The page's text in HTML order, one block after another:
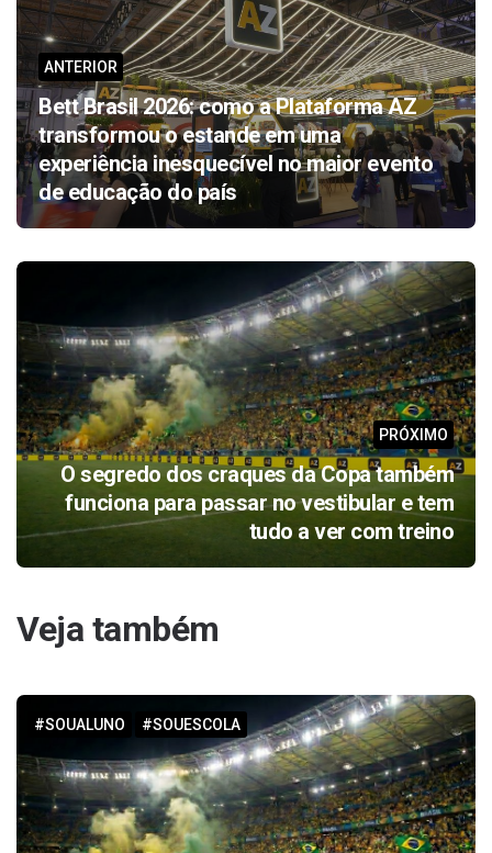
ANTERIOR
Bett Brasil 2026: como a Plataforma AZ
transformou o estande em uma
experiência inesquecível no maior evento
de educação do país
PRÓXIMO
O segredo dos craques da Copa também
funciona para passar no vestibular e tem
tudo a ver com treino
Veja também
#SOUALUNO #SOUESCOLA